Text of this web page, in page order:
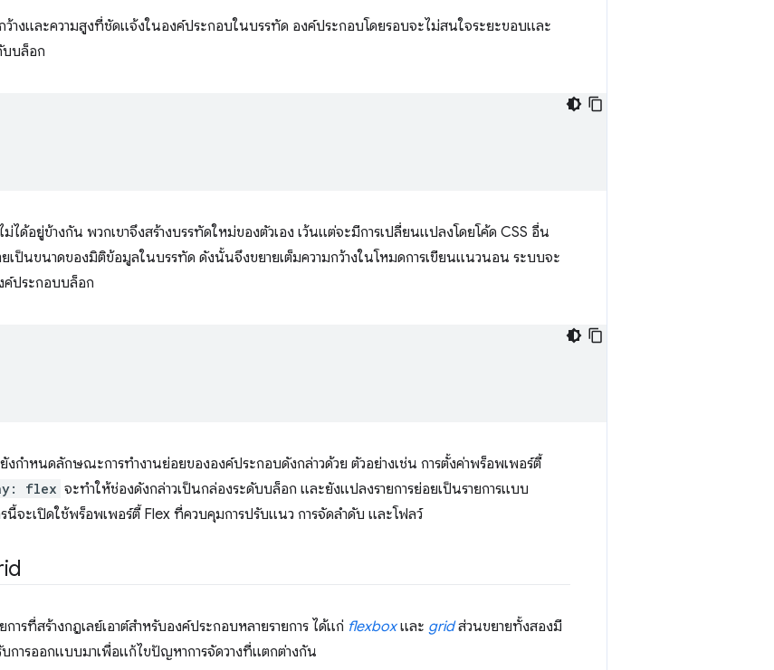
ว้างและความสูงที่ชัดแจ้งในองค์ประกอบในบรรทัด องค์ประกอบโดยรอบจะไม่สนใจระยะขอบและ
บบล็อก
ด้อยู่ข้างกัน พวกเขาจึงสร้างบรรทัดใหม่ของตัวเอง เว้นแต่จะมีการเปลี่ยนแปลงโดยโค้ด CSS อื่น
เป็นขนาดของมิติข้อมูลในบรรทัด ดังนั้นจึงขยายเต็มความกว้างในโหมดการเขียนแนวนอน ระบบจะ
ประกอบบล็อก
ยังกําหนดลักษณะการทํางานย่อยขององค์ประกอบดังกล่าวด้วย ตัวอย่างเช่น การตั้งค่าพร็อพเพอร์ตี้
flex จะทำให้ช่องดังกล่าวเป็นกล่องระดับบล็อก และยังแปลงรายการย่อยเป็นรายการแบบ
นี้จะเปิดใช้พร็อพเพอร์ตี้ Flex ที่ควบคุมการปรับแนว การจัดลำดับ และโฟลว์
การที่สร้างกฎเลย์เอาต์สำหรับองค์ประกอบหลายรายการ ได้แก่ flexboxและ gridส่วนขยายทั้งสองมี
การออกแบบมาเพื่อแก้ไขปัญหาการจัดวางที่แตกต่างกัน